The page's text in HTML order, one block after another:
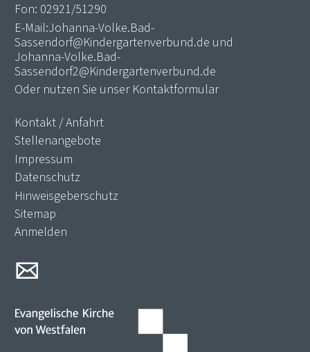
Fon: 02921/51290
E-Mail:Johanna-Volke.Bad-
Sassendorf@Kindergartenverbund.de und
Johanna-Volke.Bad-
Sassendorf2@Kindergartenverbund.de
Oder nutzen Sie unser Kontaktformular
Kontakt / Anfahrt
Stellenangebote
Impressum
Datenschutz
Hinweisgeberschutz
Sitemap
Anmelden